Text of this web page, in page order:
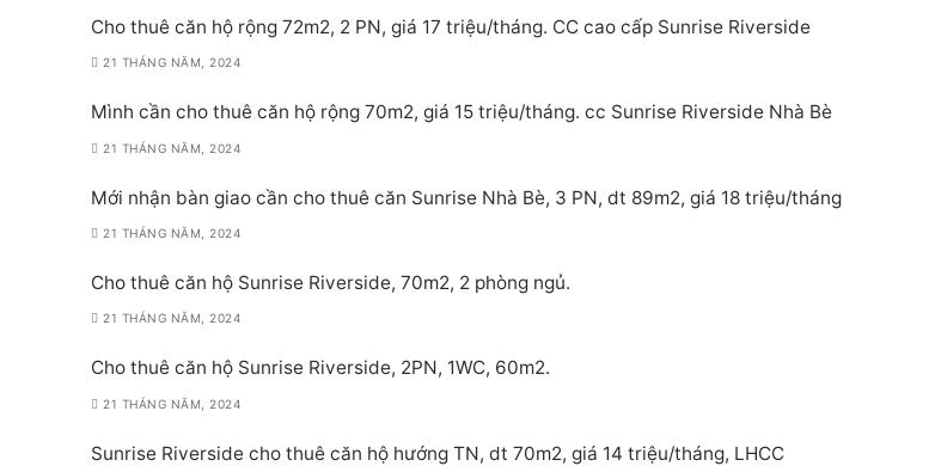
Cho thuê căn hộ rộng 72m2, 2 PN, giá 17 triệu/tháng. CC cao cấp Sunrise Riverside
21 THÁNG NĂM, 2024
Mình cần cho thuê căn hộ rộng 70m2, giá 15 triệu/tháng. cc Sunrise Riverside Nhà Bè
21 THÁNG NĂM, 2024
Mới nhận bàn giao cần cho thuê căn Sunrise Nhà Bè, 3 PN, dt 89m2, giá 18 triệu/tháng
21 THÁNG NĂM, 2024
Cho thuê căn hộ Sunrise Riverside, 70m2, 2 phòng ngủ.
21 THÁNG NĂM, 2024
Cho thuê căn hộ Sunrise Riverside, 2PN, 1WC, 60m2.
21 THÁNG NĂM, 2024
Sunrise Riverside cho thuê căn hộ hướng TN, dt 70m2, giá 14 triệu/tháng, LHCC